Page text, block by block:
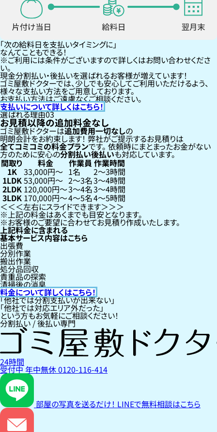
「次の給料日を支払いタイミングに」
なんてこともできる！
ご利用には条件がございますので詳しくはお問い合わせくださ
い。
現金分割払い・後払いを選ばれるお客様が増えています！
ゴミ屋敷ドクターでは、少しでも安心してご利用いただけるよう、
様々な支払い方法をご用意しております。
お支払い方法はご遠慮なくご相談ください。
支払いについて詳しくはこちら！
選ばれる理由03
お見積以降の追加料金なし
ゴミ屋敷ドクターは追加費用一切なしの
明朗会計をお約束します！弊社がご提示するお見積りは
全てコミコミの料金プランです。依頼時にまとまったお金がない
方のために安心の分割払い後払いも対応しています。
間取り 料金 作業員 作業時間
1K 33,000円〜 1名 2〜3時間
1LDK53,000円〜 2〜3名3〜4時間
2LDK 120,000円〜3〜4名3〜4時間
3LDK 170,000円〜4〜5名4〜5時間
左右にスライドできます
上記の料金はあくまでも目安となります。
お客様のご要望に合わせてお見積り作成いたします。
上記料金に含まれる
基本サービス内容はこちら
出張費
分別作業
搬出作業
処分品回収
貴重品の探索
清掃後の消臭
料金について詳しくはこちら！
「他社では分割支払いが出来ない」
「他社では対応エリア外だった」
という方もお気軽にご相談ください！
分割払い / 後払い専門
24時間
受付中年中無休0120-116-414
部屋の写真を送るだけ！ LINEで無料相談はこちら